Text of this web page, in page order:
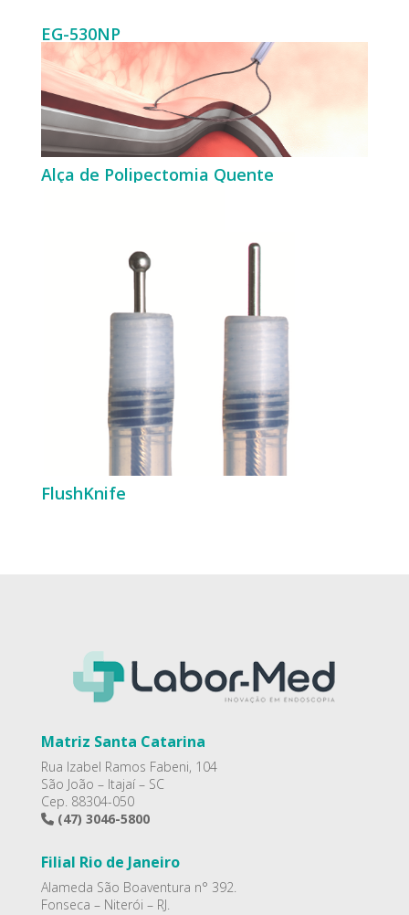
EG-530NP
Alça de Polipectomia Quente
FlushKnife
Matriz Santa Catarina
Rua Izabel Ramos Fabeni, 104
São João – Itajaí – SC
Cep. 88304-050
(47) 3046-5800
Filial Rio de Janeiro
Alameda São Boaventura n° 392.
Fonseca – Niterói – RJ.